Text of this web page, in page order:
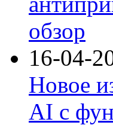
обзор
16-04-
Новое
AI с